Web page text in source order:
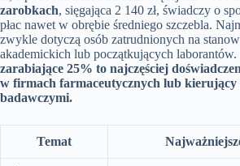
zarobkach, sięgająca 2 140 zł, świadczy o
płac nawet w obrębie średniego szczebla.
zwykle dotyczą osób zatrudnionych na
akademickich lub początkujących laborantów.
zarabiające 25% to najczęściej
w firmach farmaceutycznych lub
badawczymi.
Temat